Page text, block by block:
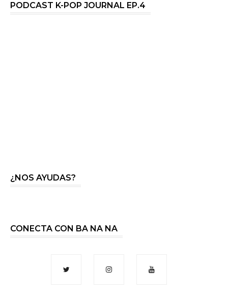
PODCAST K-POP JOURNAL EP.4
¿NOS AYUDAS?
CONECTA CON BA NA NA